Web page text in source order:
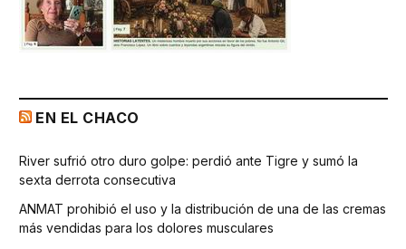
EN EL CHACO
River sufrió otro duro golpe: perdió ante Tigre y sumó la
sexta derrota consecutiva
ANMAT prohibió el uso y la distribución de una de las cremas
más vendidas para los dolores musculares